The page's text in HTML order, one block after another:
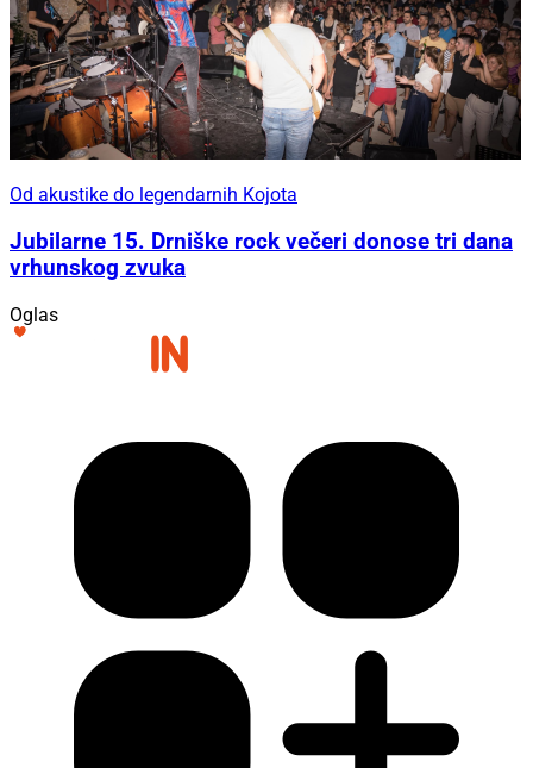
Od akustike do legendarnih Kojota
Jubilarne 15. Drniške rock večeri donose tri dana
vrhunskog zvuka
Oglas